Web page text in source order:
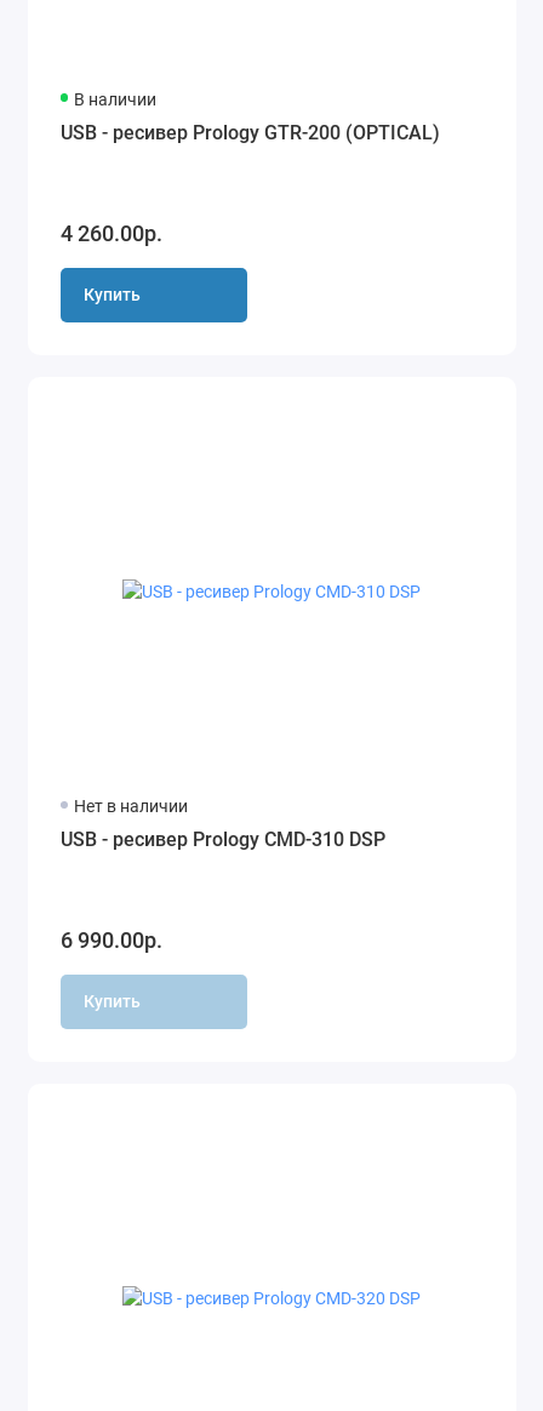
В наличии
USB - ресивер Prology GTR-200 (OPTICAL)
4 260.00р.
Купить
Нет в наличии
USB - ресивер Prology CMD-310 DSP
6 990.00р.
Купить